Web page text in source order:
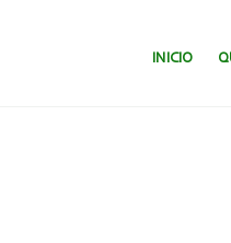
SALTAR AL
INICIO